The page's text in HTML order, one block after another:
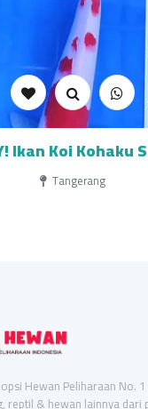
Ikan Koi Kohaku
Tangerang
Hewan Peliharaan No.
reptil & hewan lainnya dari